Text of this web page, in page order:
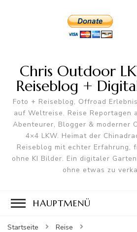
Chris Outdoor
Reiseblog +
Foto + Reiseblog, Offroad
auf Weltreise. Reise Reportagen
Abenteurer, Blogger & moderner
4×4 LKW. Heimat der
Reiseblog mit echter Erfahrung,
ohne KI Bilder. Ein digitaler
ohne etwas zu
HAUPTMENÜ
Startseite
Reise